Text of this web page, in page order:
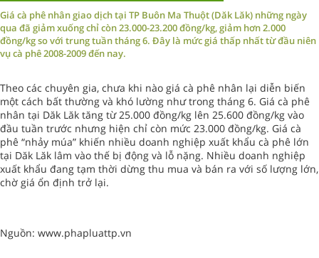
Giá cà phê nhân giao dịch tại TP Buôn Ma Thuột (Dăk Lăk) những ngày
qua đã giảm xuống chỉ còn 23.000-23.200 đồng/kg, giảm hơn 2.000
đồng/kg so với trung tuần tháng 6. Đây là mức giá thấp nhất từ đầu niên
vụ cà phê 2008-2009 đến nay.
Theo các chuyên gia, chưa khi nào giá cà phê nhân lại diễn biến
một cách bất thường và khó lường như trong tháng 6. Giá cà phê
nhân tại Dăk Lăk tăng từ 25.000 đồng/kg lên 25.600 đồng/kg vào
đầu tuần trước nhưng hiện chỉ còn mức 23.000 đồng/kg. Giá cà
phê “nhảy múa” khiến nhiều doanh nghiệp xuất khẩu cà phê lớn
tại Dăk Lăk lâm vào thế bị động và lỗ nặng. Nhiều doanh nghiệp
xuất khẩu đang tạm thời dừng thu mua và bán ra với số lượng lớn,
chờ giá ổn định trở lại.
Nguồn: www.phapluattp.vn